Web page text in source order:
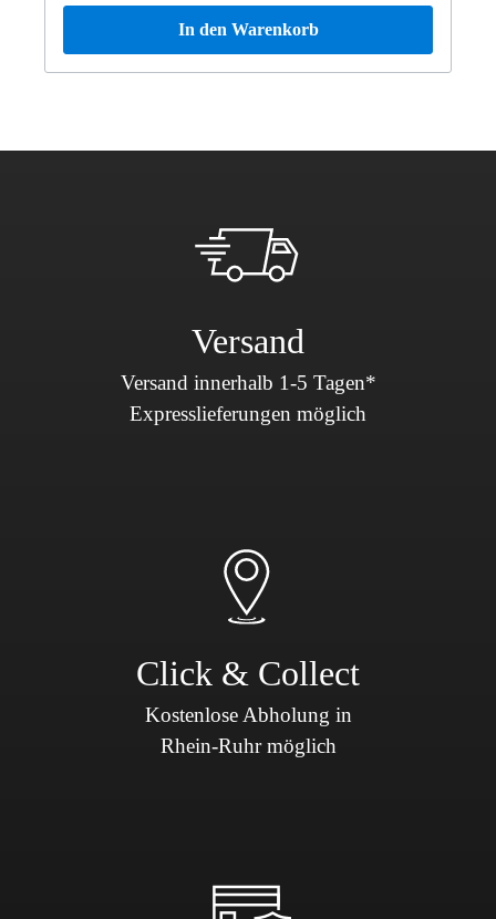
In den Warenkorb
Versand
Versand innerhalb 1-5 Tagen*
Expresslieferungen möglich
Click & Collect
Kostenlose Abholung in
Rhein-Ruhr möglich